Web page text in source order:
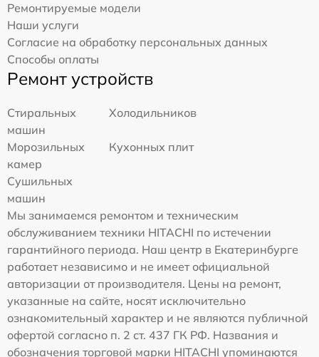
Ремонтируемые модели
Наши услуги
Согласие на обработку персональных данных
Способы оплаты
Ремонт устройств
Стиральных
машин
Холодильников
Морозильных
камер
Кухонных плит
Сушильных
машин
Мы занимаемся ремонтом и техническим
обслуживанием техники HITACHI по истечении
гарантийного периода. Наш центр в Екатеринбурге
работает независимо и не имеет официальной
авторизации от производителя. Цены на ремонт,
указанные на сайте, носят исключительно
ознакомительный характер и не являются публичной
офертой согласно п. 2 ст. 437 ГК РФ. Названия и
обозначения торговой марки HITACHI упоминаются